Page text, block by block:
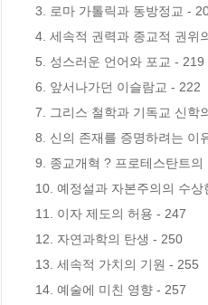
3. 로마 가톨릭과 동방정교 -
4. 세속적 권력과 종교적 권위
5. 성스러운 언어와 포교 - 219
6. 앞서나가던 이슬람교 - 222
7. 그리스 철학과 기독교 신학
8. 신의 존재를 증명하려는 이
9. 종교개혁 ? 프로테스탄트의
10. 예정설과 자본주의의 수
11. 이자 제도의 허용 - 247
12. 자연과학의 탄생 - 250
13. 세속적 가치의 기원 - 255
14. 예술에 미친 영향 - 257